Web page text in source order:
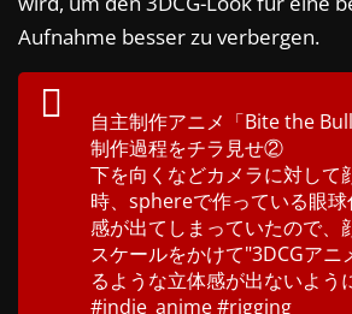
Aufnahme besser zu verbergen.
自主制作アニメ「Bite the
制作過程をチラ見せ②
下を向くなどカメラに対して
時、sphereで作っている眼
感が出てしまっていたので、
スケールをかけて"3DCGアニ
るような立体感が出ないよ
#indie_anime#rigging